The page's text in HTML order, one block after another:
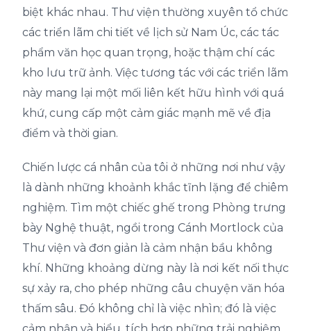
biệt khác nhau. Thư viện thường xuyên tổ chức
các triển lãm chi tiết về lịch sử Nam Úc, các tác
phẩm văn học quan trọng, hoặc thậm chí các
kho lưu trữ ảnh. Việc tương tác với các triển lãm
này mang lại một mối liên kết hữu hình với quá
khứ, cung cấp một cảm giác mạnh mẽ về địa
điểm và thời gian.
Chiến lược cá nhân của tôi ở những nơi như vậy
là dành những khoảnh khắc tĩnh lặng để chiêm
nghiệm. Tìm một chiếc ghế trong Phòng trưng
bày Nghệ thuật, ngồi trong Cánh Mortlock của
Thư viện và đơn giản là cảm nhận bầu không
khí. Những khoảng dừng này là nơi kết nối thực
sự xảy ra, cho phép những câu chuyện văn hóa
thấm sâu. Đó không chỉ là việc nhìn; đó là việc